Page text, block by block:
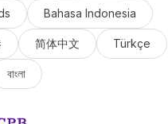
Bahasa Indonesia
简体中文 Türkçe
বাংলা